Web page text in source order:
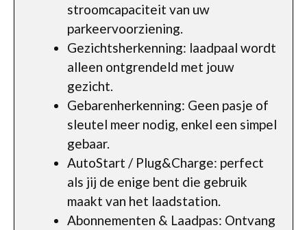
stroomcapaciteit van uw
parkeervoorziening.
Gezichtsherkenning: laadpaal wordt
alleen ontgrendeld met jouw
gezicht.
Gebarenherkenning: Geen pasje of
sleutel meer nodig, enkel een simpel
gebaar.
AutoStart / Plug&Charge: perfect
als jij de enige bent die gebruik
maakt van het laadstation.
Abonnementen & Laadpas: Ontvang